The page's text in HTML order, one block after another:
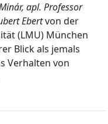
apl. Professor
Ebertvon der
(LMU) München
Blick als jemals
Verhalten von